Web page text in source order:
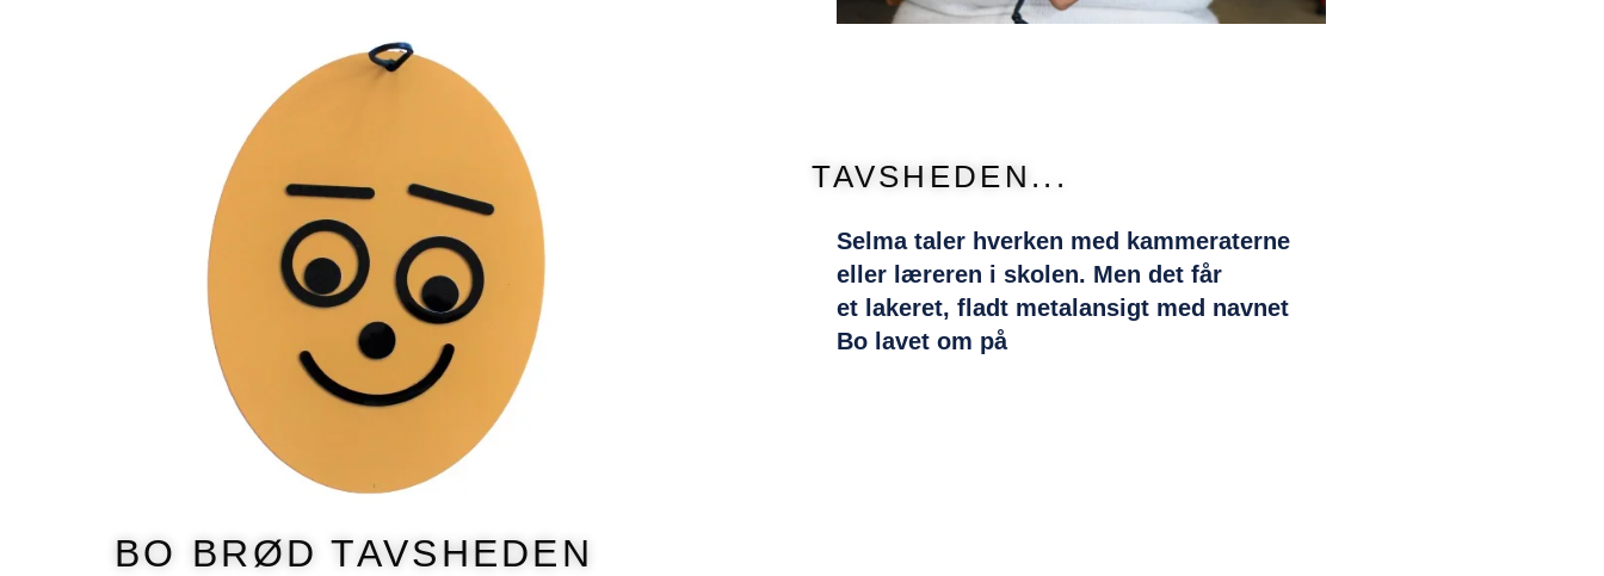
TAVSHEDEN...
Selma taler hverken med kammeraterne
eller læreren i skolen. Men det får
et lakeret, fladt metalansigt med navnet
Bo lavet om på
BO BRØD TAVSHEDEN